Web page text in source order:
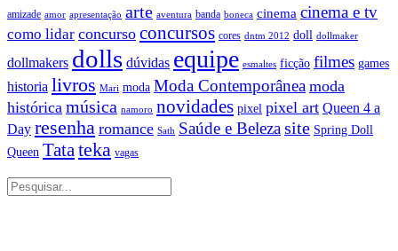
amizade amor apresentação arte aventura banda boneca cinema cinema e tv
como lidar concurso concursos cores dntm 2012 doll dollmaker
dollmakers dolls dúvidas equipe esmaltes ficção filmes games
historia livros Mari moda Moda Contemporânea moda
histórica música namoro novidades pixel pixel art Queen 4 a
Day resenha romance Sath Saúde e Belezasite Spring Doll
Queen Tata teka vagas